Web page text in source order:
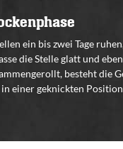
ein bis zwei Tage
die Stelle glatt und
besteht die
einer geknickten